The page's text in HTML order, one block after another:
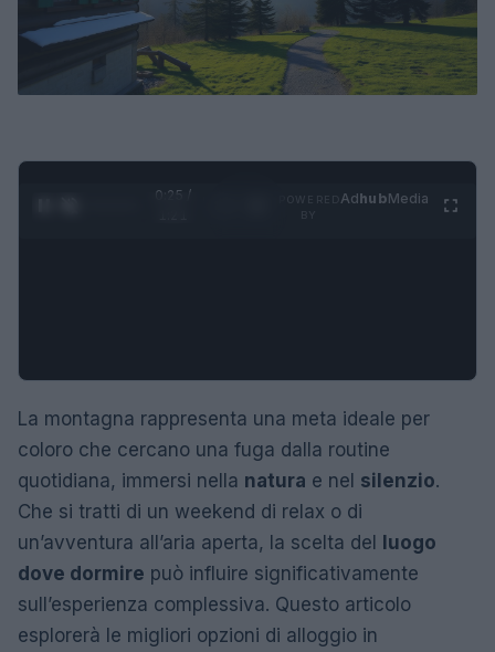
0:26 /
AdhubMedia
La montagna rappresenta una meta ideale per
coloro che cercano una fuga dalla routine
quotidiana, immersi nella natura e nel silenzio.
Che si tratti di un weekend di relax o di
un’avventura all’aria aperta, la scelta del luogo
dove dormire può influire significativamente
sull’esperienza complessiva. Questo articolo
esplorerà le migliori opzioni di alloggio in